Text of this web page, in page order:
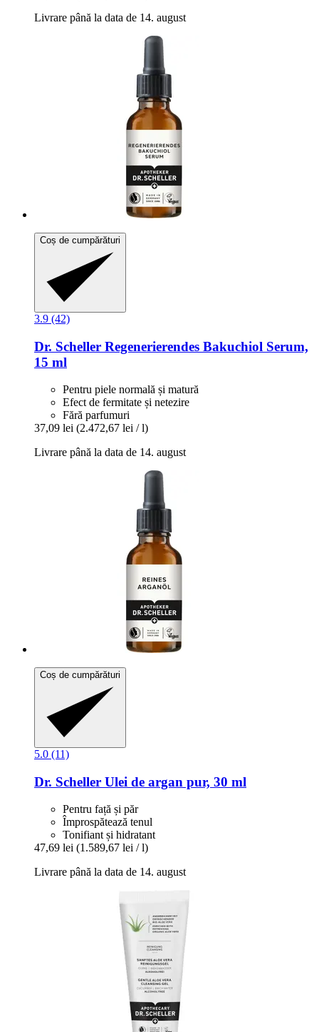
Livrare până la data de 14. august
Coș de cumpărături
3.9 (42)
Dr. Scheller Regenerierendes Bakuchiol Serum,
15 ml
Pentru piele normală și matură
Efect de fermitate și netezire
Fără parfumuri
37,09 lei (2.472,67 lei / l)
Livrare până la data de 14. august
Coș de cumpărături
5.0 (11)
Dr. Scheller Ulei de argan pur, 30 ml
Pentru față și păr
Împrospătează tenul
Tonifiant și hidratant
47,69 lei (1.589,67 lei / l)
Livrare până la data de 14. august